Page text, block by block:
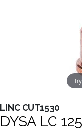
LINC CUT1530
DYSA LC